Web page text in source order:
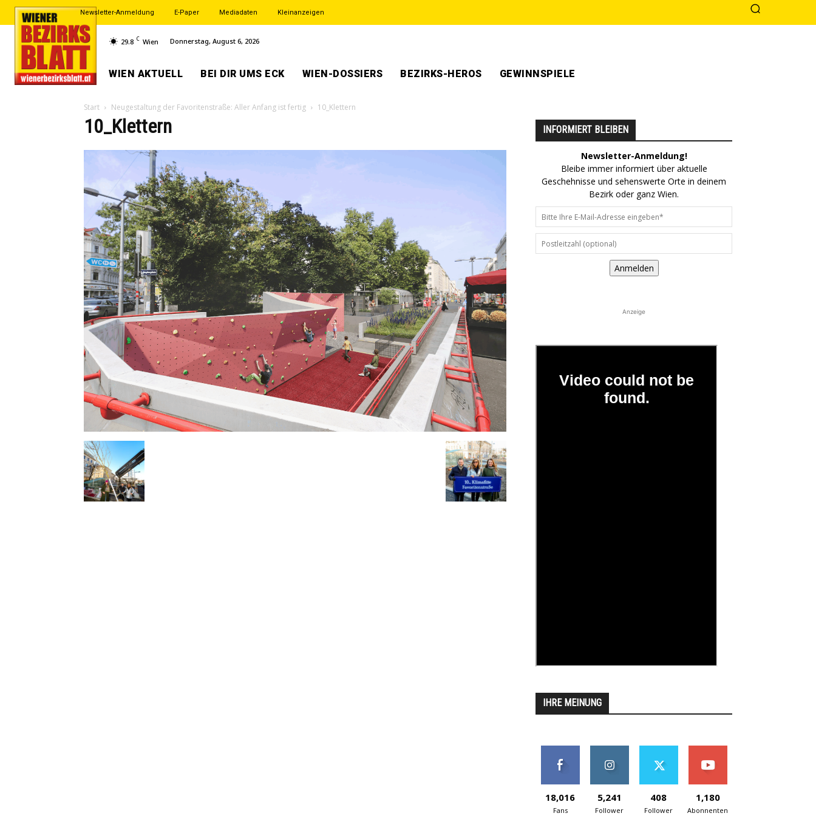
Newsletter-Anmeldung E-Paper Mediadaten Kleinanzeigen
29.8 C Wien Donnerstag, August 6, 2026
WIEN AKTUELL BEI DIR UMS ECK WIEN-DOSSIERS BEZIRKS-HEROS GEWINNSPIELE
Start Neugestaltung der Favoritenstraße: Aller Anfang ist fertig 10_Klettern
10_Klettern INFORMIERT BLEIBEN
Newsletter-Anmeldung!
Bleibe immer informiert über aktuelle
Geschehnisse und sehenswerte Orte in deinem
Bezirk oder ganz Wien.
Anmelden
Anzeige
IHRE MEINUNG
18,016
Fans
5,241
Follower
408
Follower
1,180
Abonnenten